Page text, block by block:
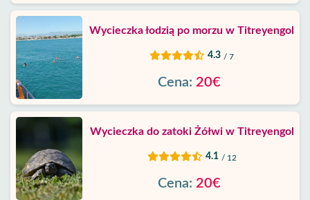
Wycieczka łodzią po morzu w Titreyengol
4.3 / 7
Cena: 20€
Wycieczka do zatoki Żółwi w Titreyengol
4.1 / 12
Cena: 20€